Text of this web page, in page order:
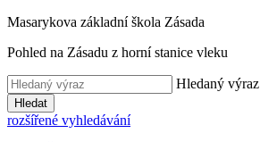
Masarykova základní škola Zásada
Pohled na Zásadu z horní stanice vleku
Hledaný výraz
Hledat
rozšířené vyhledávání